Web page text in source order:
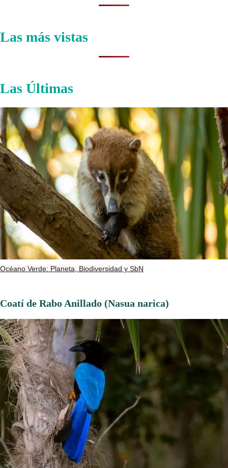
Las más vistas
Las Últimas
Océano Verde: Planeta, Biodiversidad y SbN
Coatí de Rabo Anillado (Nasua narica)